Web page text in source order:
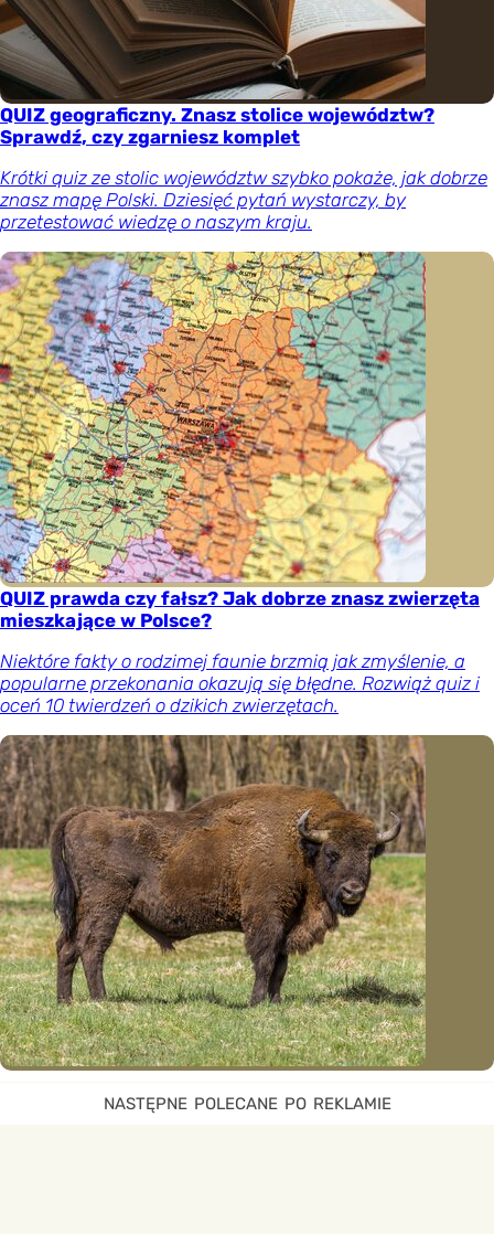
QUIZ geograficzny. Znasz stolice województw?
Sprawdź, czy zgarniesz komplet
Krótki quiz ze stolic województw szybko pokaże, jak dobrze
znasz mapę Polski. Dziesięć pytań wystarczy, by
przetestować wiedzę o naszym kraju.
QUIZ prawda czy fałsz? Jak dobrze znasz zwierzęta
mieszkające w Polsce?
Niektóre fakty o rodzimej faunie brzmią jak zmyślenie, a
popularne przekonania okazują się błędne. Rozwiąż quiz i
oceń 10 twierdzeń o dzikich zwierzętach.